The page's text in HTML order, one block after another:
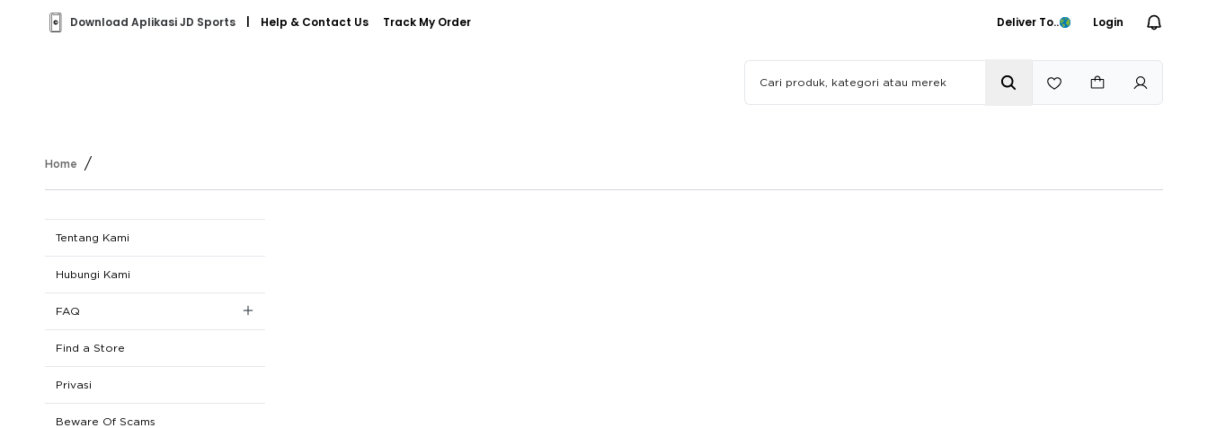
Download Aplikasi JD Sports Help & Contact Us Track My Order Deliver To.. Login
Home /
Tentang Kami
Hubungi Kami
FAQ
Registrasi
Pembayaran
Find a Store
Privasi
Beware Of Scams